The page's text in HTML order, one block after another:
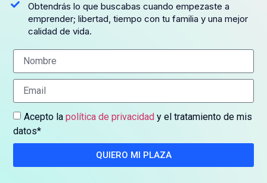
Obtendrás lo que buscabas cuando empezaste a
emprender; libertad, tiempo con tu familia y una mejor
calidad de vida.
Acepto lapolítica de privacidad y el tratamiento de mis
datos*
QUIERO MI PLAZA